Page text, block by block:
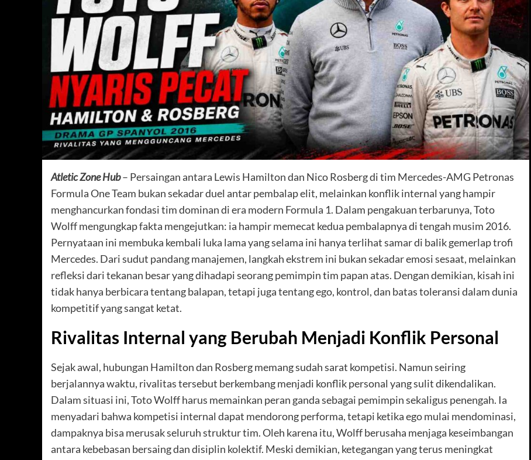
Atletic Zone Hub– Persaingan antara Lewis Hamilton dan Nico Rosberg di tim Mercedes-AMG Petronas
Formula One Team bukan sekadar duel antar pembalap elit, melainkan konflik internal yang hampir
menghancurkan fondasi tim dominan di era modern Formula 1. Dalam pengakuan terbarunya, Toto
Wolff mengungkap fakta mengejutkan: ia hampir memecat kedua pembalapnya di tengah musim 2016.
Pernyataan ini membuka kembali luka lama yang selama ini hanya terlihat samar di balik gemerlap trofi
Mercedes. Dari sudut pandang manajemen, langkah ekstrem ini bukan sekadar emosi sesaat, melainkan
refleksi dari tekanan besar yang dihadapi seorang pemimpin tim papan atas. Dengan demikian, kisah ini
tidak hanya berbicara tentang balapan, tetapi juga tentang ego, kontrol, dan batas toleransi dalam dunia
kompetitif yang sangat ketat.
Rivalitas Internal yang Berubah Menjadi Konflik Personal
Sejak awal, hubungan Hamilton dan Rosberg memang sudah sarat kompetisi. Namun seiring
berjalannya waktu, rivalitas tersebut berkembang menjadi konflik personal yang sulit dikendalikan.
Dalam situasi ini, Toto Wolff harus memainkan peran ganda sebagai pemimpin sekaligus penengah. Ia
menyadari bahwa kompetisi internal dapat mendorong performa, tetapi ketika ego mulai mendominasi,
dampaknya bisa merusak seluruh struktur tim. Oleh karena itu, Wolff berusaha menjaga keseimbangan
antara kebebasan bersaing dan disiplin kolektif. Meski demikian, ketegangan yang terus meningkat